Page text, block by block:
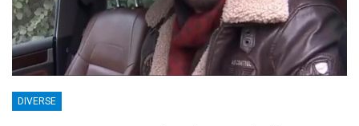
DIVERSE